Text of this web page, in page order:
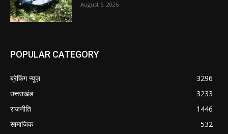
August 6, 2026
POPULAR CATEGORY
ब्रेकिंग न्यूज़
3296
उत्तराखंड
3233
राजनीति
1446
सामाजिक
532